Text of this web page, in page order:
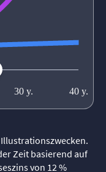
Zeit basierend auf
von 12 %